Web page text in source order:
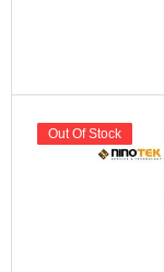
Out Of Stock
Out Of Stock